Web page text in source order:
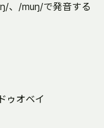
、/muŋ/で発音する
ゥオベイ